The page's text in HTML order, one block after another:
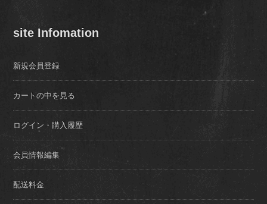
site Infomation
新規会員登録
カートの中を見る
ログイン・購入履歴
会員情報編集
配送料金